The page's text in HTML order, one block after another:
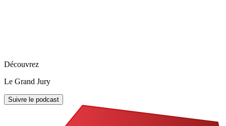
Découvrez
Le Grand Jury
Suivre le podcast